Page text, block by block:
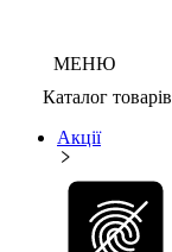
МЕНЮ
Каталог товарів
Акції